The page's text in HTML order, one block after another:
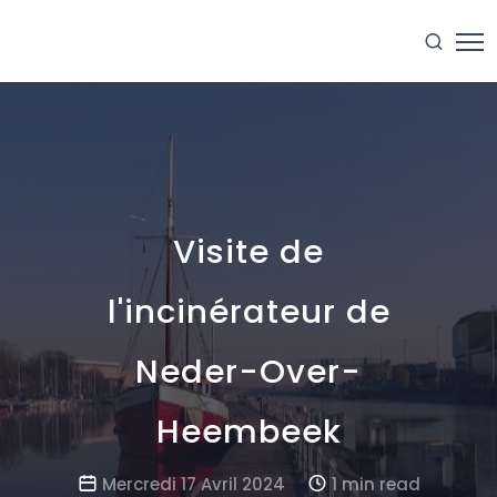
Visite de
l'incinérateur de
Neder-Over-
Heembeek
Mercredi 17 Avril 2024 1 min read